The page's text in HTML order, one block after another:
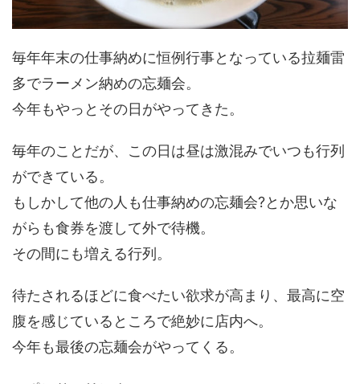
毎年年末の仕事納めに恒例行事となっている拉麺雷
多でラーメン納めの忘麺会。
今年もやっとその日がやってきた。
毎年のことだが、この日は昼は激混みでいつも行列
ができている。
もしかして他の人も仕事納めの忘麺会?とか思いな
がらも食券を渡して外で待機。
その間にも増える行列。
待たされるほどに食べたい欲求が高まり、最高に空
腹を感じているところで絶妙に店内へ。
今年も最後の忘麺会がやってくる。